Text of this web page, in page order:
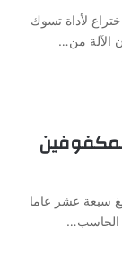
لأداة تسوك
الآلة من…
سبعة عشر عاما
الحاسب…